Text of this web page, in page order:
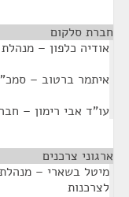
חברת סלקום
אודיה כלפון –
איתמר ברטוב –
עו"ד אבי רימון –
ארגוני צרכנים
מיטל בשארי –
לצרכנות